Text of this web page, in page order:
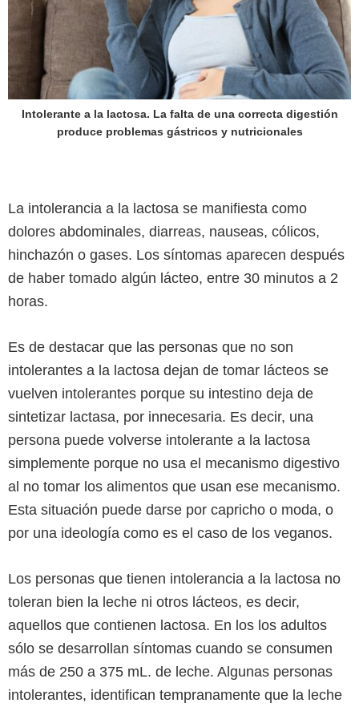
Intolerante a la lactosa. La falta de una correcta digestión
produce problemas gástricos y nutricionales
La intolerancia a la lactosa se manifiesta como
dolores abdominales, diarreas, nauseas, cólicos,
hinchazón o gases. Los síntomas aparecen después
de haber tomado algún lácteo, entre 30 minutos a 2
horas.
Es de destacar que las personas que no son
intolerantes a la lactosa dejan de tomar lácteos se
vuelven intolerantes porque su intestino deja de
sintetizar lactasa, por innecesaria. Es decir, una
persona puede volverse intolerante a la lactosa
simplemente porque no usa el mecanismo digestivo
al no tomar los alimentos que usan ese mecanismo.
Esta situación puede darse por capricho o moda, o
por una ideología como es el caso de los veganos.
Los personas que tienen intolerancia a la lactosa no
toleran bien la leche ni otros lácteos, es decir,
aquellos que contienen lactosa. En los los adultos
sólo se desarrollan síntomas cuando se consumen
más de 250 a 375 mL. de leche. Algunas personas
intolerantes, identifican tempranamente que la leche